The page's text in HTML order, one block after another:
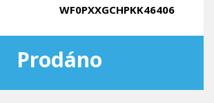
WF0PXXGCHPKK46406
Prodáno